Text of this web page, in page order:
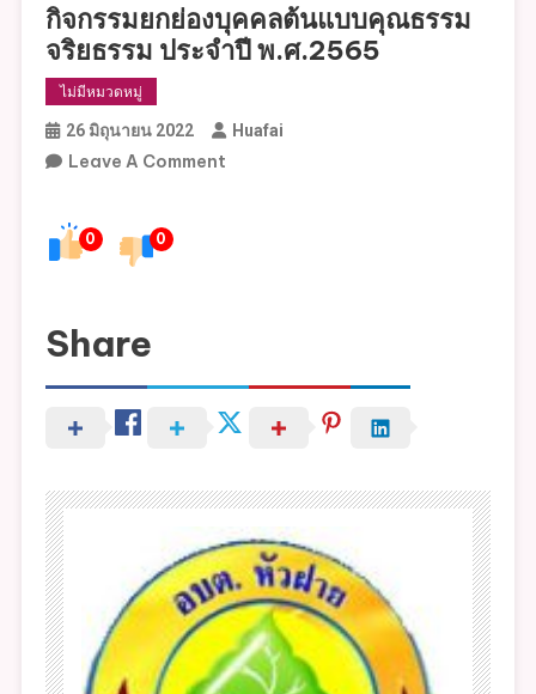
กิจกรรมยกย่องบุคคลต้นแบบคุณธรรม
จริยธรรม ประจำปี พ.ศ.2565
ไม่มีหมวดหมู่
26 มิถุนายน 2022 Huafai
Leave A CommentOn
พ.ศ.2565
0 0
Share